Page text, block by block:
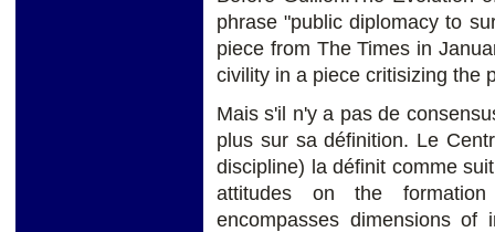
phrase "public diplomacy to
piece from The Times in
civility in a piece critisizing the
Mais s'il n'y a pas de
plus sur sa définition. Le
discipline) la définit comme
attitudes on the
encompasses dimensions of